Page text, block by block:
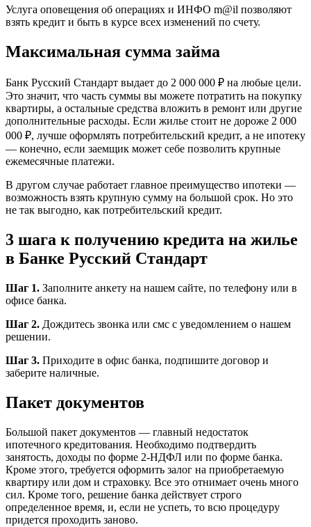
Услуга оповещения об операциях и ИНФО m@il позволяют
взять кредит и быть в курсе всех изменений по счету.
Максимальная сумма займа
Банк Русский Стандарт выдает до 2 000 000 ₽ на любые цели.
Это значит, что часть суммы вы можете потратить на покупку
квартиры, а остальные средства вложить в ремонт или другие
дополнительные расходы. Если жилье стоит не дороже 2 000
000 ₽, лучше оформлять потребительский кредит, а не ипотеку
— конечно, если заемщик может себе позволить крупные
ежемесячные платежи.
В другом случае работает главное преимущество ипотеки —
возможность взять крупную сумму на большой срок. Но это
не так выгодно, как потребительский кредит.
3 шага к получению кредита на жилье
в Банке Русский Стандарт
Шаг 1. Заполните анкету на нашем сайте, по телефону или в
офисе банка.
Шаг 2. Дождитесь звонка или смс с уведомлением о нашем
решении.
Шаг 3. Приходите в офис банка, подпишите договор и
заберите наличные.
Пакет документов
Большой пакет документов — главный недостаток
ипотечного кредитования. Необходимо подтвердить
занятость, доходы по форме 2-НДФЛ или по форме банка.
Кроме этого, требуется оформить залог на приобретаемую
квартиру или дом и страховку. Все это отнимает очень много
сил. Кроме того, решение банка действует строго
определенное время, и, если не успеть, то всю процедуру
придется проходить заново.